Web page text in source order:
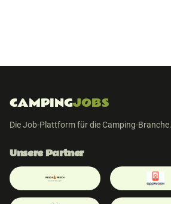
CAMPINGJOBS
Die Job-Plattform für die Camping-Branche.
Unsere Partner